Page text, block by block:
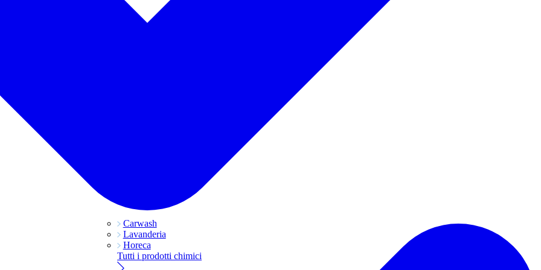
Carwash
Lavanderia
Horeca
Tutti i prodotti chimici